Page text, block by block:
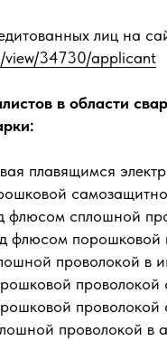
лиц на
view/34730/applicant
в области
плавящимся
флюсом сплошной
флюсом порошковой
проволокой в
проволокой
проволокой в